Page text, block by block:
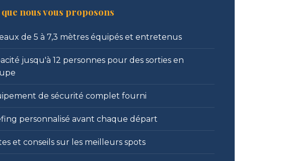
que nous vous proposons
de 5 à 7,3 mètres équipés et entretenus
jusqu'à 12 personnes pour des sorties en
de sécurité complet fourni
personnalisé avant chaque départ
et conseils sur les meilleurs spots